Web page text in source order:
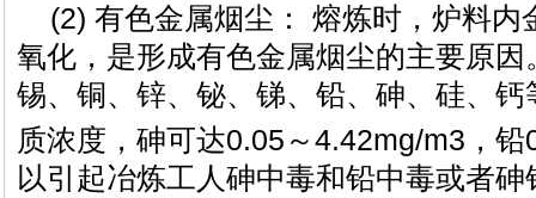
(2) 有色金属烟尘： 熔炼时，炉料内
氧化，是形成有色金属烟尘的主要原
锡、铜、锌、铋、锑、铅、砷、硅、
质浓度，砷可达0.05～4.42mg/m3，
以引起冶炼工人砷中毒和铅中毒或者